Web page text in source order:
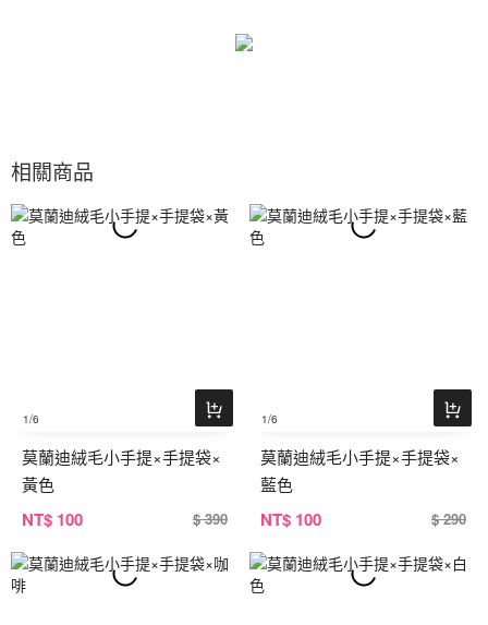
相關商品
1/6
莫蘭迪絨毛小手提×手提袋×
黃色
NT$ 100 $ 390
1/6
莫蘭迪絨毛小手提×手提袋×
藍色
NT$ 100 $ 290